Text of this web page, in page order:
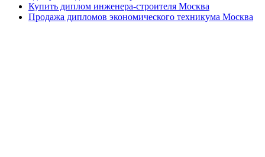
Купить диплом инженера-строителя Москва
Продажа дипломов экономического техникума Москва